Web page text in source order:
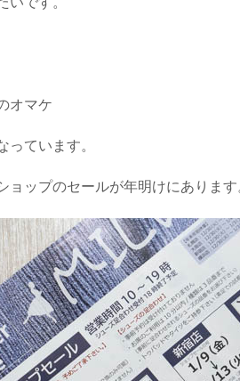
オマケ
っています。
ョップのセールが年明けにあります